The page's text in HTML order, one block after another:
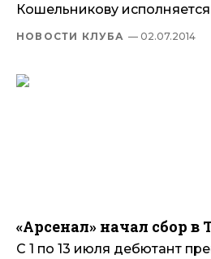
Кошельникову исполняется
НОВОСТИ КЛУБА — 02.07.2014
«Арсенал» начал сбор в
С 1 по 13 июля дебютант